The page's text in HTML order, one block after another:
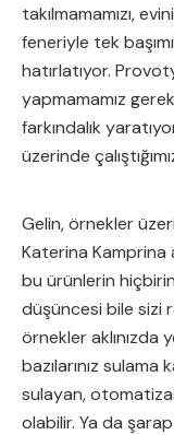
takılmamamızı,
feneriyle tek
hatırlatıyor.
yapmamamız
farkındalık
üzerinde
Gelin, örnekler
Katerina Kamprina
bu ürünlerin
düşüncesi bile sizi
örnekler aklınızda
bazılarınız sulama
sulayan,
olabilir. Ya da